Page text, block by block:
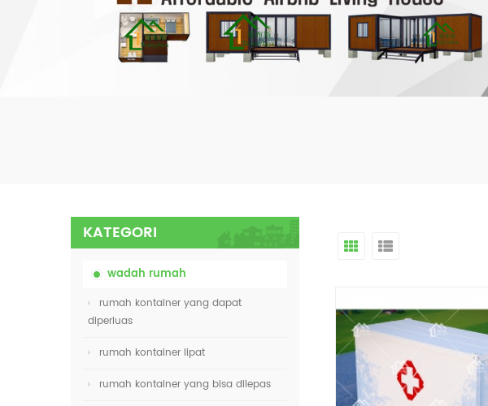
KATEGORI
wadah rumah
rumah kontainer yang dapat
diperluas
rumah kontainer lipat
rumah kontainer yang bisa dilepas